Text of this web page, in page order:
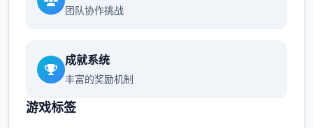
团队协作挑战
成就系统
丰富的奖励机制
游戏标签